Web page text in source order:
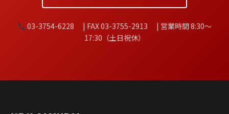
03-3754-6228 | FAX 03-3755-2913 | 営業時間 8:30〜
17:30（土日祝休）